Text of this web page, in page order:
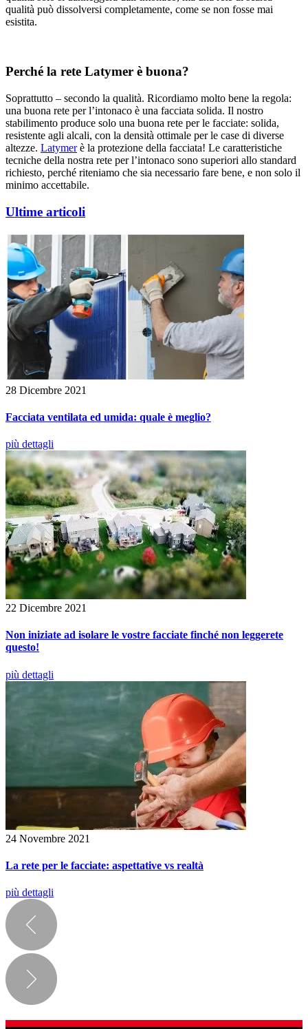
qualità può dissolversi completamente, come se non fosse mai
esistita.
Perché la rete Latymer è buona?
Soprattutto – secondo la qualità. Ricordiamo molto bene la regola:
una buona rete per l’intonaco è una facciata solida. Il nostro
stabilimento produce solo una buona rete per le facciate: solida,
resistente agli alcali, con la densità ottimale per le case di diverse
altezze. Latymerè la protezione della facciata! Le caratteristiche
tecniche della nostra rete per l’intonaco sono superiori allo standard
richiesto, perché riteniamo che sia necessario fare bene, e non solo il
minimo accettabile.
Ultime articoli
28 Dicembre 2021
Facciata ventilata ed umida: quale è meglio?
più dettagli
22 Dicembre 2021
Non iniziate ad isolare le vostre facciate finché non leggerete
questo!
più dettagli
24 Novembre 2021
La rete per le facciate: aspettative vs realtà
più dettagli